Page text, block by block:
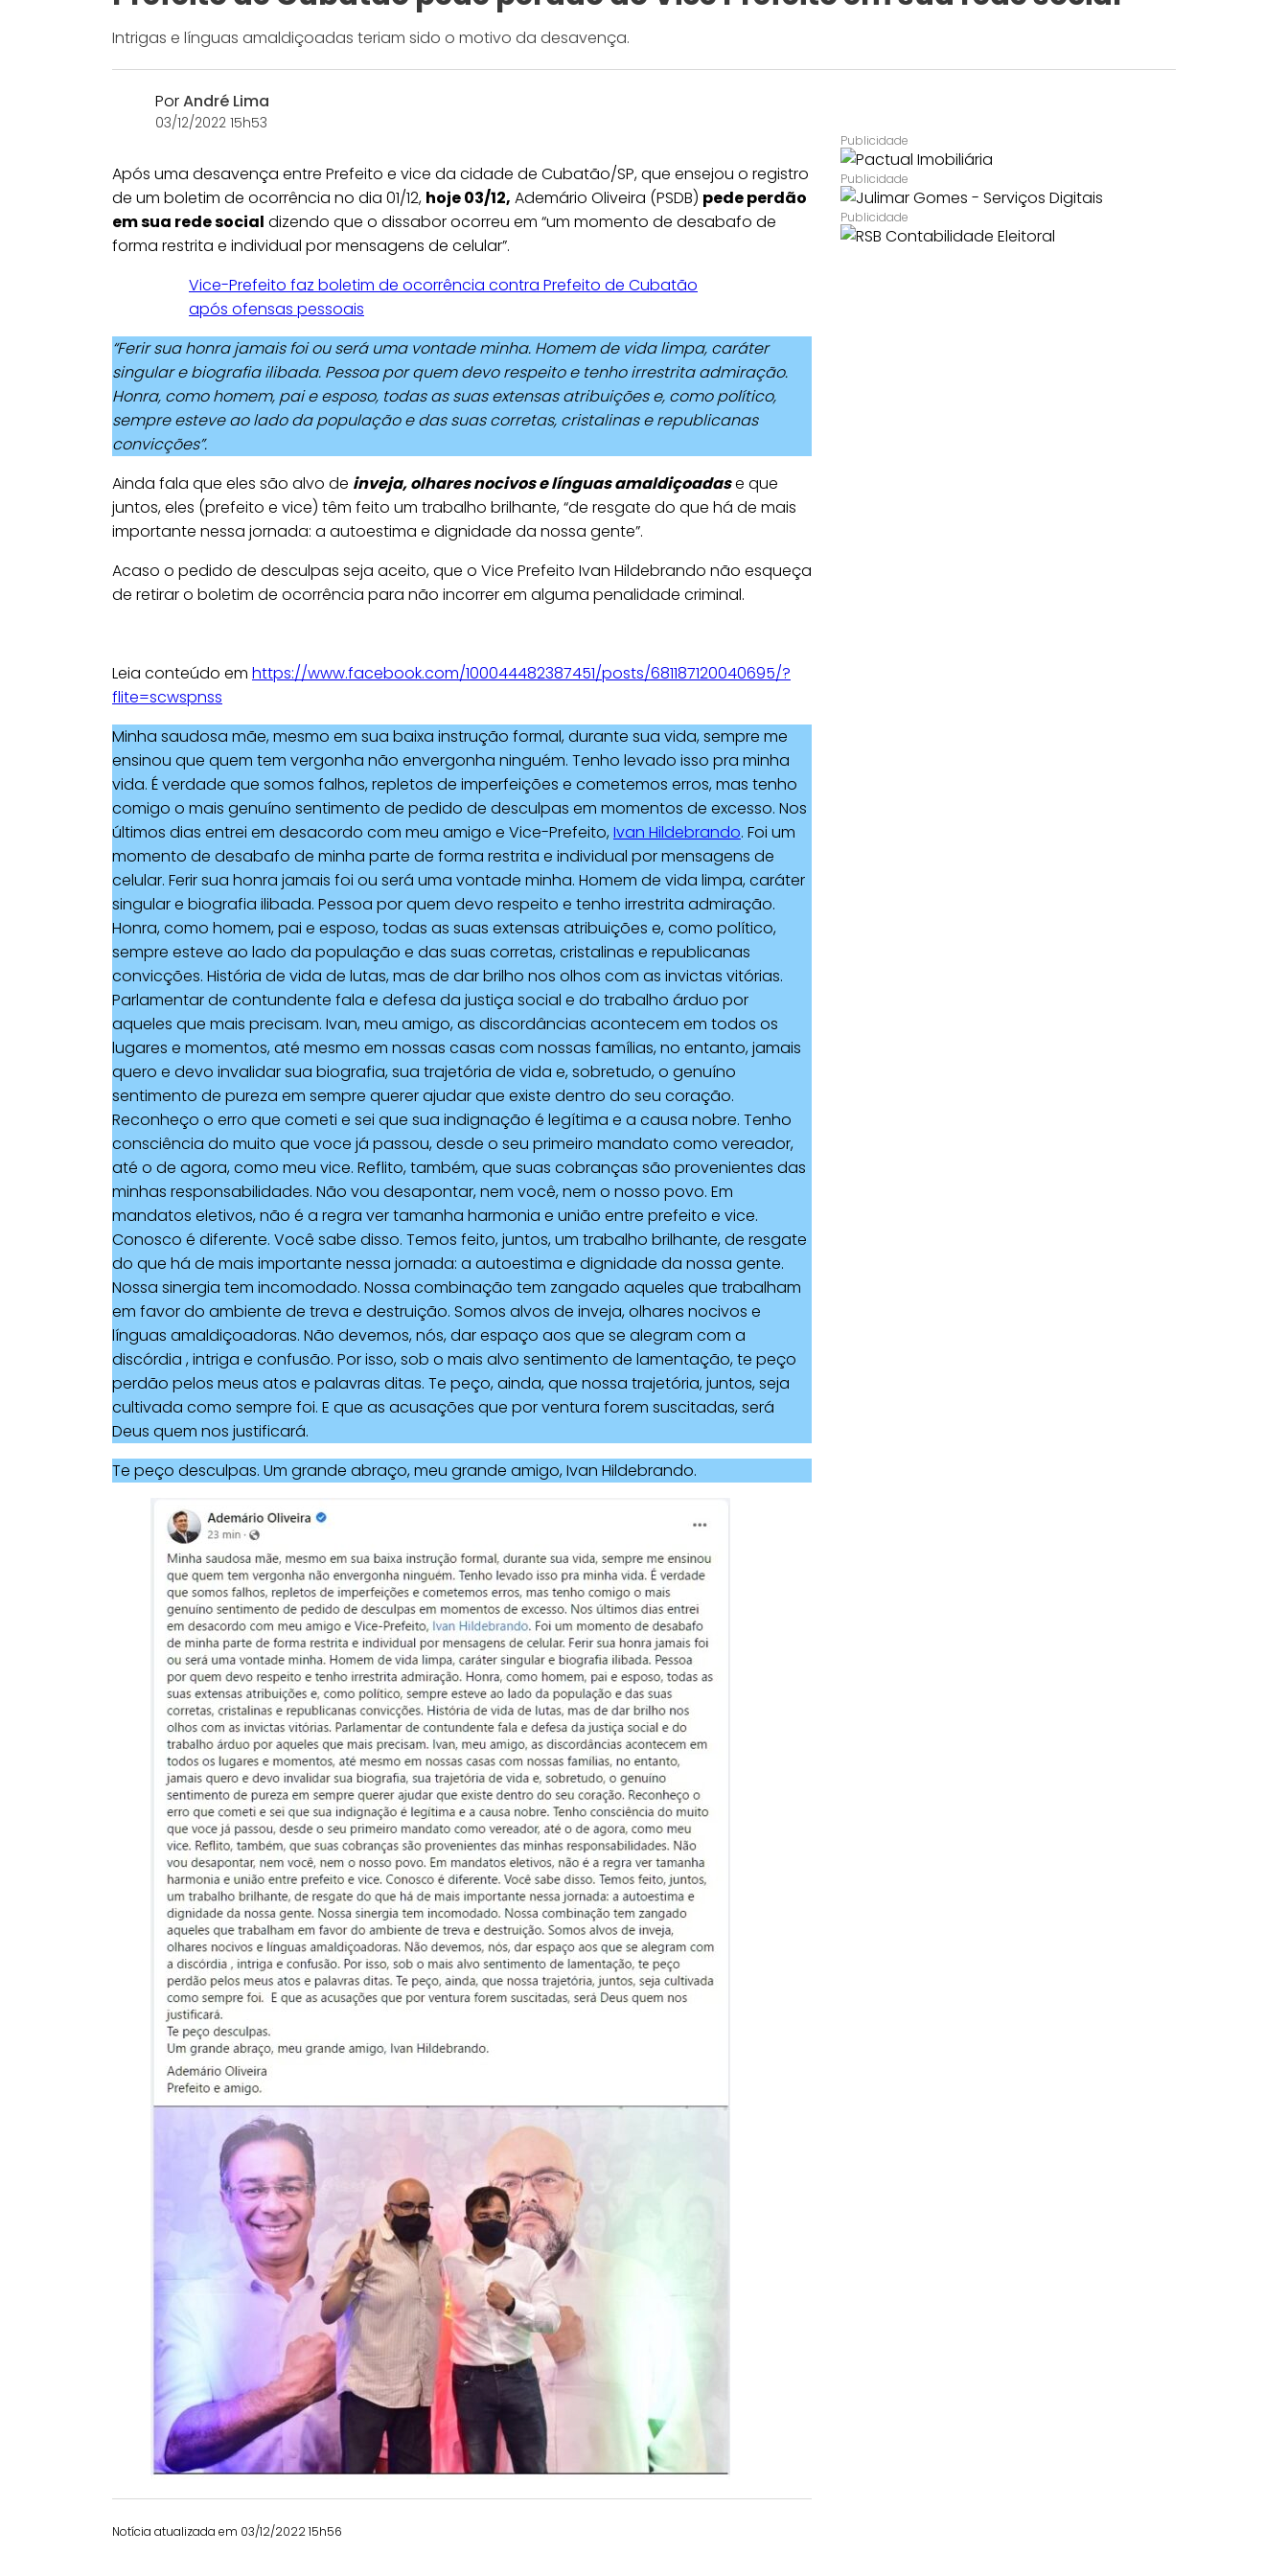
Intrigas e línguas amaldiçoadas teriam sido o motivo da desavença.
PorAndré Lima
03/12/2022 15h53
Após uma desavença entre Prefeito e vice da cidade de Cubatão/SP, que ensejou o registro
de um boletim de ocorrência no dia 01/12, hoje 03/12, Ademário Oliveira (PSDB) pede perdão
em sua rede social dizendo que o dissabor ocorreu em “um momento de desabafo de
forma restrita e individual por mensagens de celular”.
Vice-Prefeito faz boletim de ocorrência contra Prefeito de Cubatão
após ofensas pessoais
“Ferir sua honra jamais foi ou será uma vontade minha. Homem de vida limpa, caráter
singular e biografia ilibada. Pessoa por quem devo respeito e tenho irrestrita admiração.
Honra, como homem, pai e esposo, todas as suas extensas atribuições e, como político,
sempre esteve ao lado da população e das suas corretas, cristalinas e republicanas
convicções”.
Ainda fala que eles são alvo de inveja, olhares nocivos e línguas amaldiçoadase que
juntos, eles (prefeito e vice) têm feito um trabalho brilhante, “de resgate do que há de mais
importante nessa jornada: a autoestima e dignidade da nossa gente”.
Acaso o pedido de desculpas seja aceito, que o Vice Prefeito Ivan Hildebrando não esqueça
de retirar o boletim de ocorrência para não incorrer em alguma penalidade criminal.
Leia conteúdo em https://www.facebook.com/100044482387451/posts/681187120040695/?
flite=scwspnss
Minha saudosa mãe, mesmo em sua baixa instrução formal, durante sua vida, sempre me
ensinou que quem tem vergonha não envergonha ninguém. Tenho levado isso pra minha
vida. É verdade que somos falhos, repletos de imperfeições e cometemos erros, mas tenho
comigo o mais genuíno sentimento de pedido de desculpas em momentos de excesso. Nos
últimos dias entrei em desacordo com meu amigo e Vice-Prefeito,Ivan Hildebrando. Foi um
momento de desabafo de minha parte de forma restrita e individual por mensagens de
celular. Ferir sua honra jamais foi ou será uma vontade minha. Homem de vida limpa, caráter
singular e biografia ilibada. Pessoa por quem devo respeito e tenho irrestrita admiração.
Honra, como homem, pai e esposo, todas as suas extensas atribuições e, como político,
sempre esteve ao lado da população e das suas corretas, cristalinas e republicanas
convicções. História de vida de lutas, mas de dar brilho nos olhos com as invictas vitórias.
Parlamentar de contundente fala e defesa da justiça social e do trabalho árduo por
aqueles que mais precisam. Ivan, meu amigo, as discordâncias acontecem em todos os
lugares e momentos, até mesmo em nossas casas com nossas famílias, no entanto, jamais
quero e devo invalidar sua biografia, sua trajetória de vida e, sobretudo, o genuíno
sentimento de pureza em sempre querer ajudar que existe dentro do seu coração.
Reconheço o erro que cometi e sei que sua indignação é legítima e a causa nobre. Tenho
consciência do muito que voce já passou, desde o seu primeiro mandato como vereador,
até o de agora, como meu vice. Reflito, também, que suas cobranças são provenientes das
minhas responsabilidades. Não vou desapontar, nem você, nem o nosso povo. Em
mandatos eletivos, não é a regra ver tamanha harmonia e união entre prefeito e vice.
Conosco é diferente. Você sabe disso. Temos feito, juntos, um trabalho brilhante, de resgate
do que há de mais importante nessa jornada: a autoestima e dignidade da nossa gente.
Nossa sinergia tem incomodado. Nossa combinação tem zangado aqueles que trabalham
em favor do ambiente de treva e destruição. Somos alvos de inveja, olhares nocivos e
línguas amaldiçoadoras. Não devemos, nós, dar espaço aos que se alegram com a
discórdia , intriga e confusão. Por isso, sob o mais alvo sentimento de lamentação, te peço
perdão pelos meus atos e palavras ditas. Te peço, ainda, que nossa trajetória, juntos, seja
cultivada como sempre foi. E que as acusações que por ventura forem suscitadas, será
Deus quem nos justificará.
Te peço desculpas. Um grande abraço, meu grande amigo, Ivan Hildebrando.
Notícia atualizada em 03/12/2022 15h56